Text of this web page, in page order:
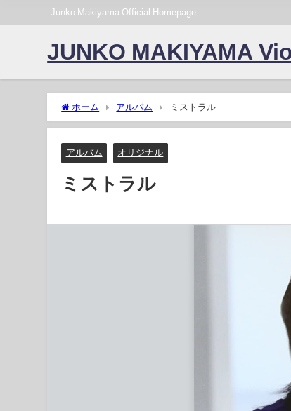
Junko Makiyama Official Homepage
JUNKO MAKIYAMA
ホーム アルバム ミストラル
アルバム オリジナル
ミストラル